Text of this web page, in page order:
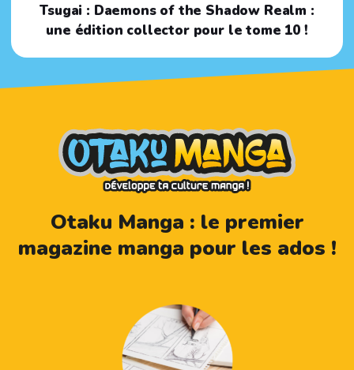
Tsugai : Daemons of the Shadow Realm :
une édition collector pour le tome 10 !
Otaku Manga : le premier
magazine manga pour les ados !